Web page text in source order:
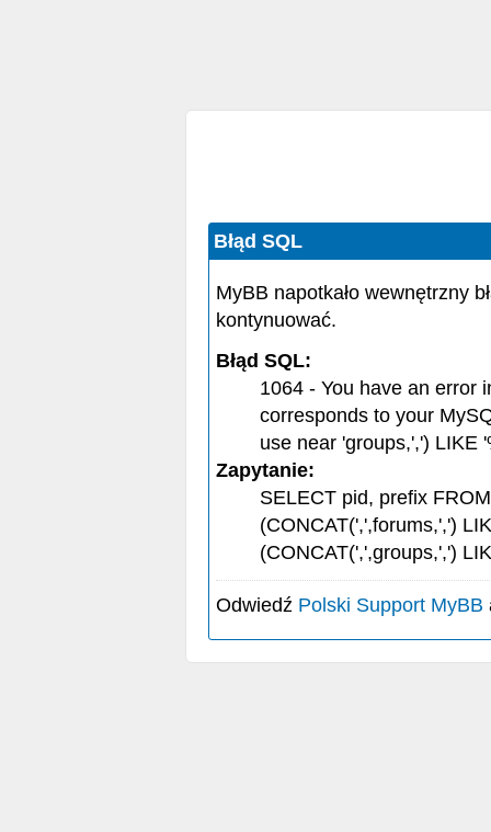
Błąd SQL
MyBB napotkało wewnętrzny
kontynuować.
Błąd SQL:
1064 - You have an error
corresponds to your
use near 'groups,',') LIKE
Zapytanie:
SELECT pid, prefix
(CONCAT(',',forums,',')
(CONCAT(',',groups,',')
Odwiedź Polski Support MyBB